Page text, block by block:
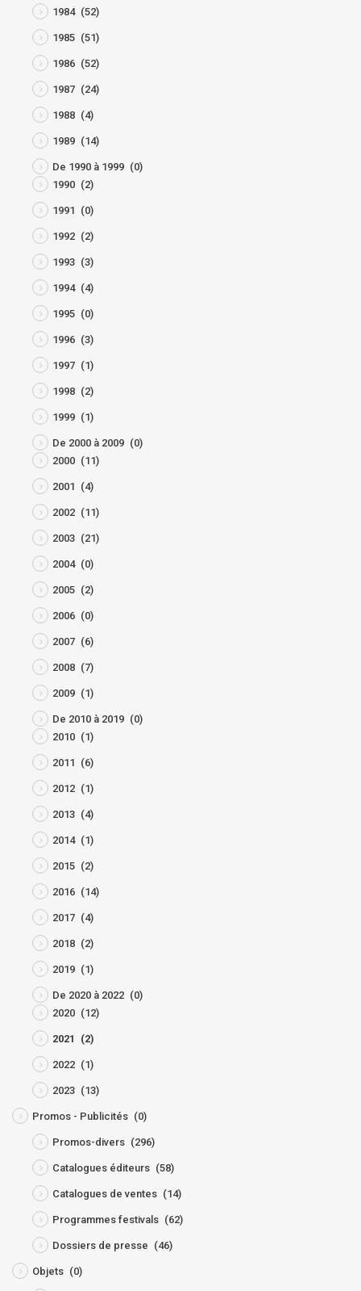
1984 (52)
1985 (51)
1986 (52)
1987 (24)
1988 (4)
1989 (14)
De 1990 à 1999 (0)
1990 (2)
1991 (0)
1992 (2)
1993 (3)
1994 (4)
1995 (0)
1996 (3)
1997 (1)
1998 (2)
1999 (1)
De 2000 à 2009 (0)
2000 (11)
2001 (4)
2002 (11)
2003 (21)
2004 (0)
2005 (2)
2006 (0)
2007 (6)
2008 (7)
2009 (1)
De 2010 à 2019 (0)
2010 (1)
2011 (6)
2012 (1)
2013 (4)
2014 (1)
2015 (2)
2016 (14)
2017 (4)
2018 (2)
2019 (1)
De 2020 à 2022 (0)
2020 (12)
2021 (2)
2022 (1)
2023 (13)
Promos - Publicités (0)
Promos-divers (296)
Catalogues éditeurs (58)
Catalogues de ventes (14)
Programmes festivals (62)
Dossiers de presse (46)
Objets (0)